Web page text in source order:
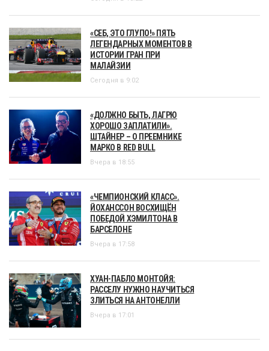
«СЕБ, ЭТО ГЛУПО!» ПЯТЬ
ЛЕГЕНДАРНЫХ МОМЕНТОВ В
ИСТОРИИ ГРАН ПРИ
МАЛАЙЗИИ
Сегодня в 9:02
«ДОЛЖНО БЫТЬ, ЛАГРЮ
ХОРОШО ЗАПЛАТИЛИ».
ШТАЙНЕР – О ПРЕЕМНИКЕ
МАРКО В RED BULL
Вчера в 18:55
«ЧЕМПИОНСКИЙ КЛАСС».
ЙОХАНССОН ВОСХИЩЁН
ПОБЕДОЙ ХЭМИЛТОНА В
БАРСЕЛОНЕ
Вчера в 17:58
ХУАН-ПАБЛО МОНТОЙЯ:
РАССЕЛУ НУЖНО НАУЧИТЬСЯ
ЗЛИТЬСЯ НА АНТОНЕЛЛИ
Вчера в 17:01